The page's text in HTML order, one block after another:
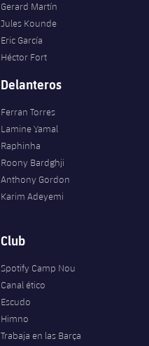
Gerard Martín
Jules Kounde
Eric García
Héctor Fort
Delanteros
Ferran Torres
Lamine Yamal
Raphinha
Roony Bardghji
Anthony Gordon
Karim Adeyemi
Club
Spotify Camp Nou
Canal ético
Escudo
Himno
Trabaja en las Barça